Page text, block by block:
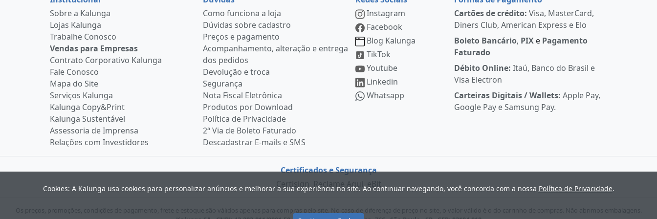
Sobre a Kalunga
Lojas Kalunga
Trabalhe Conosco
Vendas para Empresas
Contrato Corporativo Kalunga
Fale Conosco
Mapa do Site
Serviços Kalunga
Kalunga Copy&Print
Kalunga Sustentável
Assessoria de Imprensa
Relações com Investidores
Como funciona a loja
Dúvidas sobre cadastro
Preços e pagamento
Acompanhamento, alteração e entrega
dos pedidos
Devolução e troca
Segurança
Nota Fiscal Eletrônica
Produtos por Download
Política de Privacidade
2ª Via de Boleto Faturado
Descadastrar E-mails e SMS
Instagram
Facebook
Blog Kalunga
TikTok
Youtube
Linkedin
Whatsapp
Cartões de crédito: Visa, MasterCard,
Diners Club, American Express e Elo
Boleto Bancário, PIX e Pagamento
Faturado
Débito Online: Itaú, Banco do Brasil e
Visa Electron
Carteiras Digitais / Wallets:Apple Pay,
Google Pay e Samsung Pay.
Certificados e Segurança
Certisign Reclame Aqui eBit
Os preços, promoções, condições de pagamento, frete e estoque são válidos apenas para compras pelo site. No caso de diferença de preço no site, o valor válido é o do carrinho de compras. Não abrimos embalagens.
Cookies: A Kalunga usa cookies para personalizar anúncios e melhorar a sua experiência no site. Ao continuar navegando, você concorda com a nossa Política de Privacidade.